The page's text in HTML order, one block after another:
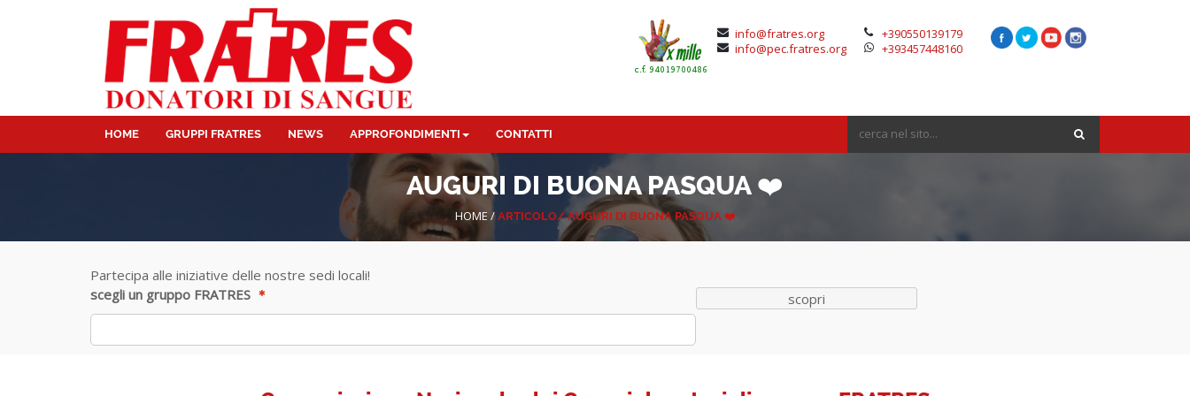
info@fratres.org
info@pec.fratres.org
+390550139179
+393457448160
HOME GRUPPI FRATRES NEWS APPROFONDIMENTI CONTATTI
AUGURI DI BUONA PASQUA ❤️
HOME / ARTICOLO/ AUGURI DI BUONA PASQUA ❤️
Partecipa alle iniziative delle nostre sedi locali!
scegli un gruppo FRATRES
scopri